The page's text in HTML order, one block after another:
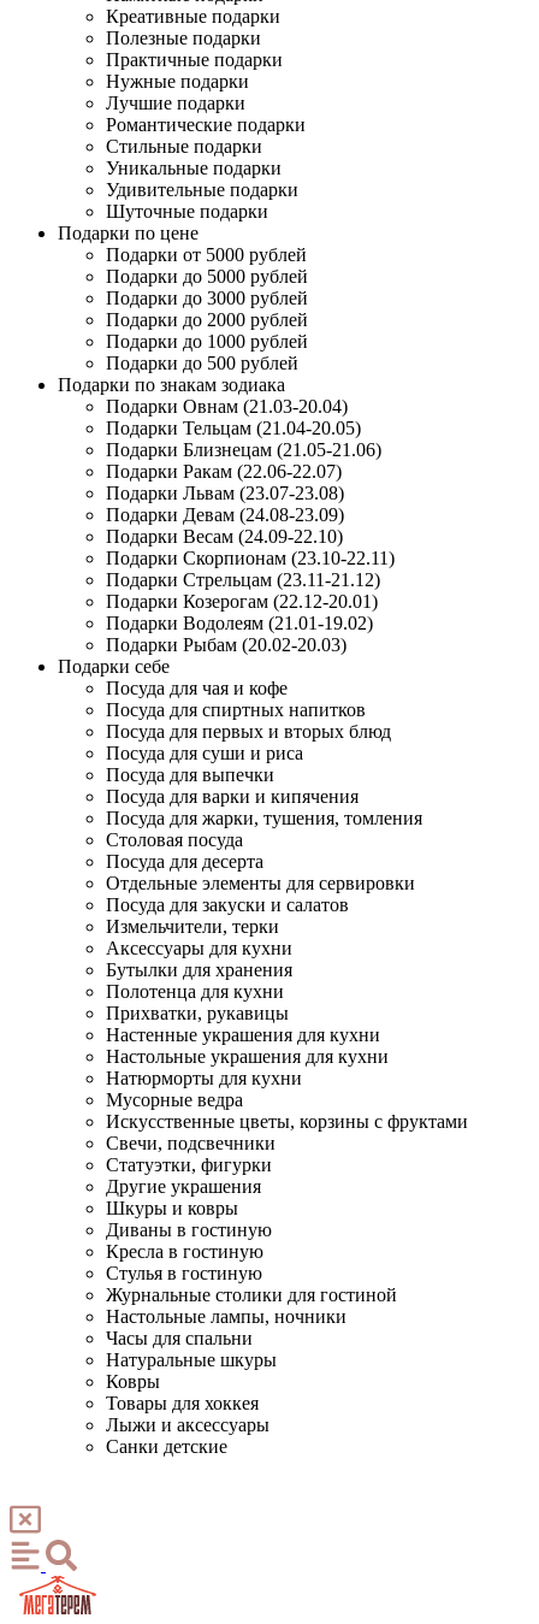
Креативные подарки
Полезные подарки
Практичные подарки
Нужные подарки
Лучшие подарки
Романтические подарки
Стильные подарки
Уникальные подарки
Удивительные подарки
Шуточные подарки
Подарки по цене
Подарки от 5000 рублей
Подарки до 5000 рублей
Подарки до 3000 рублей
Подарки до 2000 рублей
Подарки до 1000 рублей
Подарки до 500 рублей
Подарки по знакам зодиака
Подарки Овнам (21.03-20.04)
Подарки Тельцам (21.04-20.05)
Подарки Близнецам (21.05-21.06)
Подарки Ракам (22.06-22.07)
Подарки Львам (23.07-23.08)
Подарки Девам (24.08-23.09)
Подарки Весам (24.09-22.10)
Подарки Скорпионам (23.10-22.11)
Подарки Стрельцам (23.11-21.12)
Подарки Козерогам (22.12-20.01)
Подарки Водолеям (21.01-19.02)
Подарки Рыбам (20.02-20.03)
Подарки себе
Посуда для чая и кофе
Посуда для спиртных напитков
Посуда для первых и вторых блюд
Посуда для суши и риса
Посуда для выпечки
Посуда для варки и кипячения
Посуда для жарки, тушения, томления
Столовая посуда
Посуда для десерта
Отдельные элементы для сервировки
Посуда для закуски и салатов
Измельчители, терки
Аксессуары для кухни
Бутылки для хранения
Полотенца для кухни
Прихватки, рукавицы
Настенные украшения для кухни
Настольные украшения для кухни
Натюрморты для кухни
Мусорные ведра
Искусственные цветы, корзины с фруктами
Свечи, подсвечники
Статуэтки, фигурки
Другие украшения
Шкуры и ковры
Диваны в гостиную
Кресла в гостиную
Стулья в гостиную
Журнальные столики для гостиной
Настольные лампы, ночники
Часы для спальни
Натуральные шкуры
Ковры
Товары для хоккея
Лыжи и аксессуары
Санки детские